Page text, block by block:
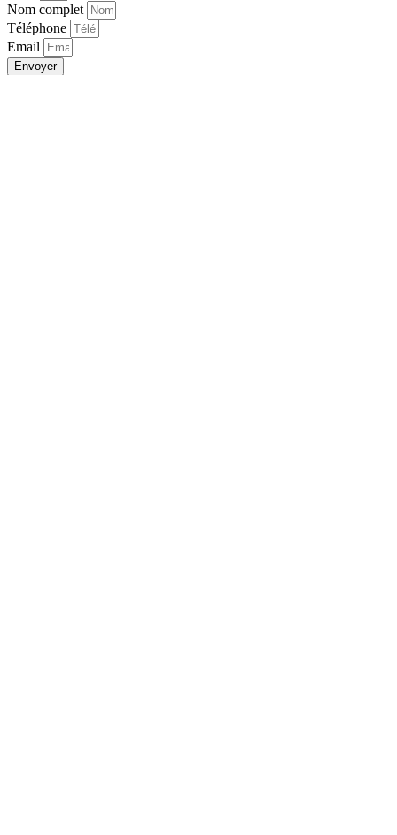
Nom complet
Téléphone
Email
Envoyer